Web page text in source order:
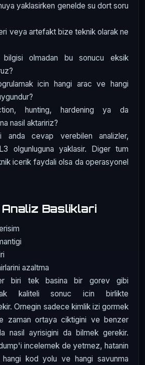
yaklasirken genelde su dort soru
veya artefakt bize teknik olarak ne
bilgisi olmadan bu sonucu eksik
icin hangi arac ve hangi
hunting, hardening ya da
nasil aktaririz?
anda cevap verebilen analizler,
olgunluguna yaklasir. Diger tum
icerik faydali olsa da operasyonel
Basliklari
azaltma
biri tek basina bir gorev gibi
kaliteli sonuc icin birlikte
Ornegin sadece kimlik izi gormek
zaman ortaya ciktigini ve benzer
nasil ayrisigini da bilmek gerekir.
incelemek de yetmez, hatanin
kod yolu ve hangi savunma